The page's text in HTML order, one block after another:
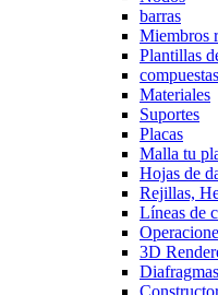
barras
Miembros
Plantillas
compuestas
Materiales
Suportes
Placas
Malla tu
Hojas de
Rejillas,
Líneas de
3D